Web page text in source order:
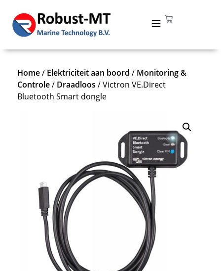
Home/ Elektriciteit aan boord / Monitoring &
Controle/ Draadloos / Victron VE.Direct
Bluetooth Smart dongle